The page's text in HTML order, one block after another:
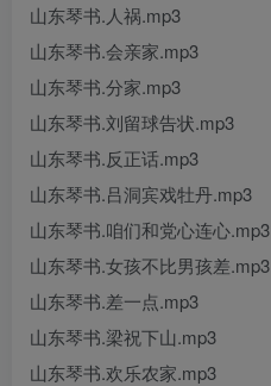
山东琴书.人祸.mp3
山东琴书.会亲家.mp3
山东琴书.分家.mp3
山东琴书.刘留球告状.mp3
山东琴书.反正话.mp3
山东琴书.吕洞宾戏牡丹.mp3
山东琴书.咱们和党心连心.mp3
山东琴书.女孩不比男孩差.mp3
山东琴书.差一点.mp3
山东琴书.梁祝下山.mp3
山东琴书.欢乐农家.mp3